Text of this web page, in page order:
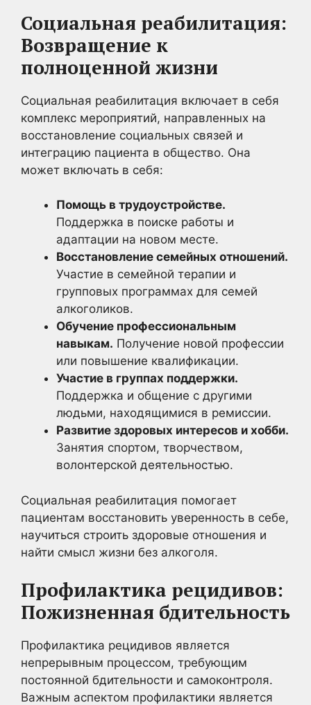
Социальная реабилитация:
Возвращение к
полноценной жизни
Социальная реабилитация включает в себя
комплекс мероприятий, направленных на
восстановление социальных связей и
интеграцию пациента в общество. Она
может включать в себя:
Помощь в трудоустройстве.
Поддержка в поиске работы и
адаптации на новом месте.
Восстановление семейных отношений.
Участие в семейной терапии и
групповых программах для семей
алкоголиков.
Обучение профессиональным
навыкам. Получение новой профессии
или повышение квалификации.
Участие в группах поддержки.
Поддержка и общение с другими
людьми, находящимися в ремиссии.
Развитие здоровых интересов и хобби.
Занятия спортом, творчеством,
волонтерской деятельностью.
Социальная реабилитация помогает
пациентам восстановить уверенность в себе,
научиться строить здоровые отношения и
найти смысл жизни без алкоголя.
Профилактика рецидивов:
Пожизненная бдительность
Профилактика рецидивов является
непрерывным процессом, требующим
постоянной бдительности и самоконтроля.
Важным аспектом профилактики является